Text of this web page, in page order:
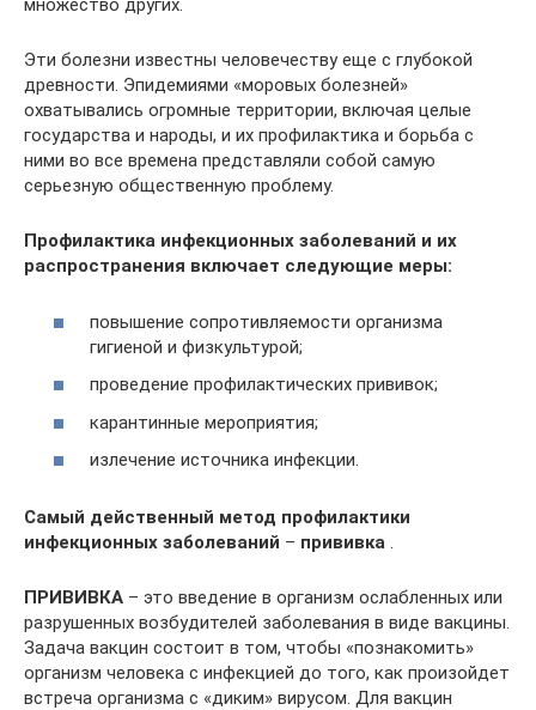
множество других.
Эти болезни известны человечеству еще с глубокой
древности. Эпидемиями «моровых болезней»
охватывались огромные территории, включая целые
государства и народы, и их профилактика и борьба с
ними во все времена представляли собой самую
серьезную общественную проблему.
Профилактика инфекционных заболеваний и их
распространения включает следующие меры:
повышение сопротивляемости организма
гигиеной и физкультурой;
проведение профилактических прививок;
карантинные мероприятия;
излечение источника инфекции.
Самый действенный метод профилактики
инфекционных заболеваний – прививка .
ПРИВИВКА – это введение в организм ослабленных или
разрушенных возбудителей заболевания в виде вакцины.
Задача вакцин состоит в том, чтобы «познакомить»
организм человека с инфекцией до того, как произойдет
встреча организма с «диким» вирусом. Для вакцин